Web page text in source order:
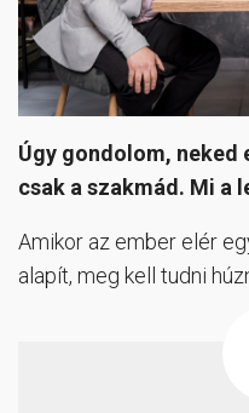
Úgy gondolom, neked
csak a szakmád. Mi a
Amikor az ember elér
alapít, meg kell tudni